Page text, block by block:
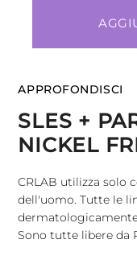
APPROFONDISCI
SLES +
NICKEL
CRLAB utilizza solo
dell'uomo. Tutte le
Sono tutte libere da